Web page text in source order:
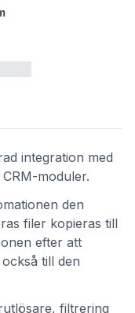
integration med
moduler.
den
filer kopieras till
efter att
till den
filtrering